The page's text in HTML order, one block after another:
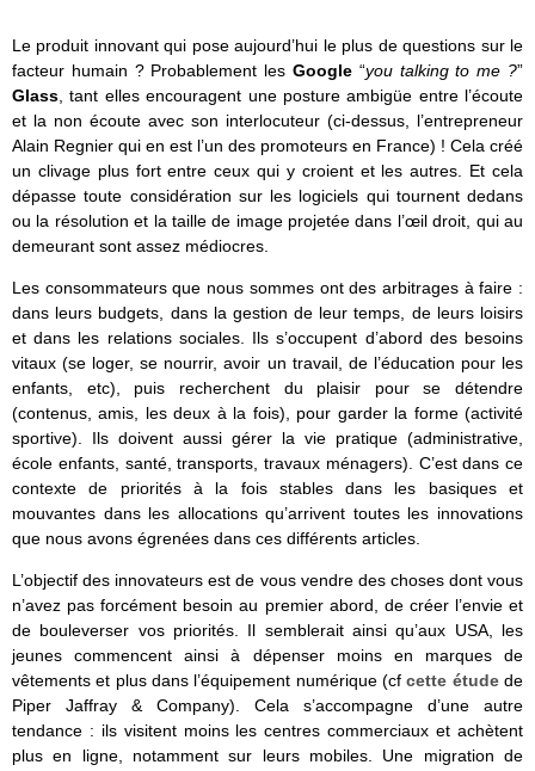
Le produit innovant qui pose aujourd’hui le plus de questions sur le
facteur humain ? Probablement les Google “you talking to me ?”
Glass , tant elles encouragent une posture ambigüe entre l’écoute
et la non écoute avec son interlocuteur (ci-dessus, l’entrepreneur
Alain Regnier qui en est l’un des promoteurs en France) ! Cela créé
un clivage plus fort entre ceux qui y croient et les autres. Et cela
dépasse toute considération sur les logiciels qui tournent dedans
ou la résolution et la taille de image projetée dans l’œil droit, qui au
demeurant sont assez médiocres.
Les consommateurs que nous sommes ont des arbitrages à faire :
dans leurs budgets, dans la gestion de leur temps, de leurs loisirs
et dans les relations sociales. Ils s’occupent d’abord des besoins
vitaux (se loger, se nourrir, avoir un travail, de l’éducation pour les
enfants, etc), puis recherchent du plaisir pour se détendre
(contenus, amis, les deux à la fois), pour garder la forme (activité
sportive). Ils doivent aussi gérer la vie pratique (administrative,
école enfants, santé, transports, travaux ménagers). C’est dans ce
contexte de priorités à la fois stables dans les basiques et
mouvantes dans les allocations qu’arrivent toutes les innovations
que nous avons égrenées dans ces différents articles.
L’objectif des innovateurs est de vous vendre des choses dont vous
n’avez pas forcément besoin au premier abord, de créer l’envie et
de bouleverser vos priorités. Il semblerait ainsi qu’aux USA, les
jeunes commencent ainsi à dépenser moins en marques de
vêtements et plus dans l’équipement numérique (cfcette étudede
Piper Jaffray & Company). Cela s’accompagne d’une autre
tendance : ils visitent moins les centres commerciaux et achètent
plus en ligne, notamment sur leurs mobiles. Une migration de